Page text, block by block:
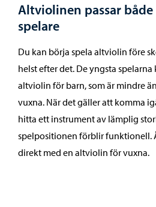
Altviolinen passar
spelare
Du kan börja spela altviolin före
helst efter det. De yngsta
altviolin för barn, som är mindre
vuxna. När det gäller att komma
hitta ett instrument av lämplig
spelpositionen förblir funktionell.
direkt med en altviolin för vuxna.